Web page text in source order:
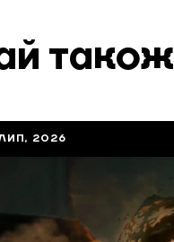
також
ЛИП, 2026